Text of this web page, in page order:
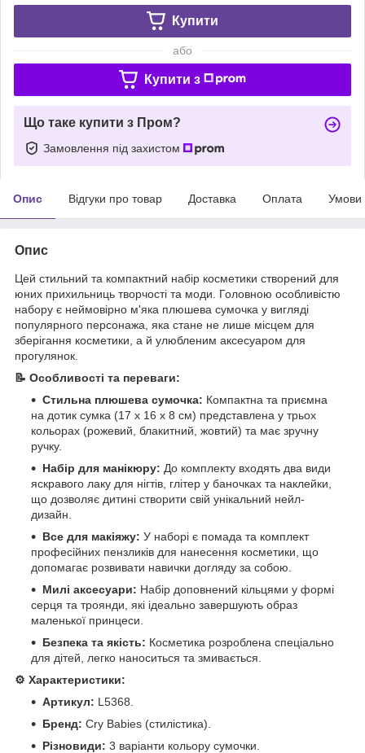
Купити
або
Купити з
Що таке купити з Пром?
Замовлення під захистом
Опис Відгуки про товар Доставка Оплата Умови
Опис
Цей стильний та компактний набір косметики створений для
юних прихильниць творчості та моди. Головною особливістю
набору є неймовірно м'яка плюшева сумочка у вигляді
популярного персонажа, яка стане не лише місцем для
зберігання косметики, а й улюбленим аксесуаром для
прогулянок.
📝 Особливості та переваги:
Стильна плюшева сумочка: Компактна та приємна
на дотик сумка (17 х 16 х 8 см) представлена у трьох
кольорах (рожевий, блакитний, жовтий) та має зручну
ручку.
Набір для манікюру: До комплекту входять два види
яскравого лаку для нігтів, глітер у баночках та наклейки,
що дозволяє дитині створити свій унікальний нейл-
дизайн.
Все для макіяжу: У наборі є помада та комплект
професійних пензликів для нанесення косметики, що
допомагає розвивати навички догляду за собою.
Милі аксесуари: Набір доповнений кільцями у формі
серця та троянди, які ідеально завершують образ
маленької принцеси.
Безпека та якість: Косметика розроблена спеціально
для дітей, легко наноситься та змивається.
⚙️ Характеристики:
Артикул: L5368.
Бренд: Cry Babies (стилістика).
Різновиди: 3 варіанти кольору сумочки.